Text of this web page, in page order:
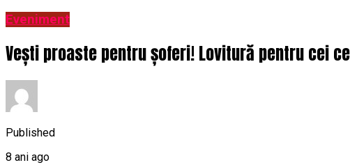
Eveniment
Vești proaste pentru șoferi! Lovitură pentru cei
Published
8 ani ago